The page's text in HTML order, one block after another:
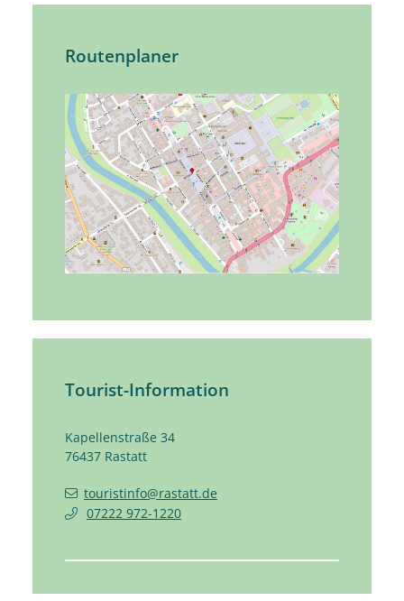
Routenplaner
Tourist-Information
Kapellenstraße 34
76437 Rastatt
touristinfo@rastatt.de
07222 972-1220